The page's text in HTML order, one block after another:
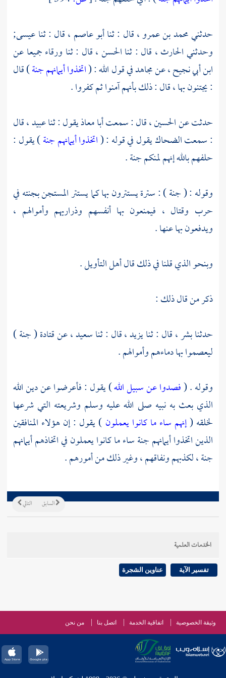
حدثنيمحمد بن عمرو ،قال : ثناأبو عاصم ،قال : ثناعيسى;
وحدثنيالحارث ، قال : ثناالحسن ،قال : ثنا ورقاءجميعا عن
ابن أبي نجيح ،عنمجاهدفي قول الله : (اتخذوا أيمانهم جنة) قال
: يجتنون بها ، قال : ذلك بأنهم آمنوا ثم كفروا .
حدثت عنالحسين ،قال : سمعتأبا معاذيقول : ثناعبيد ،قال
: سمعتالضحاكيقول في قوله : (اتخذوا أيمانهم جنة) يقول :
حلفهم بالله إنهم لمنكم جنة .
وقوله : ( جنة ) : سترة يستترون بها كما يستتر المستجن بجنته في
حرب وقتال ، فيمنعون بها أنفسهم وذراريهم وأموالهم ،
ويدفعون بها عنها .
وبنحو الذي قلنا في ذلك قال أهل التأويل .
ذكر من قال ذلك :
حدثنابشر ،قال : ثنايزيد، قال : ثناسعيد ،عنقتادة( جنة )
ليعصموا بها دماءهم وأموالهم .
وقوله . (فصدوا عن سبيل الله) يقول : فأعرضوا عن دين الله
الذي بعث به نبيه صلى الله عليه وسلم وشريعته التي شرعها
لخلقه (إنهم ساء ما كانوا يعملون ) يقول : إن هؤلاء المنافقين
الذين اتخذوا أيمانهم جنة ساء ما كانوا يعملون في اتخاذهم أيمانهم
جنة ، لكذبهم ونفاقهم ، وغير ذلك من أمورهم .
التالي السابق
الخدمات العلمية
تفسير الآية عناوين الشجرة
وثيقة الخصوصية اتفاقية الخدمة اتصل بنا من نحن